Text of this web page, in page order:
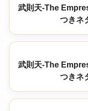
武則天-The
つきネ
武則天-The
つきネ